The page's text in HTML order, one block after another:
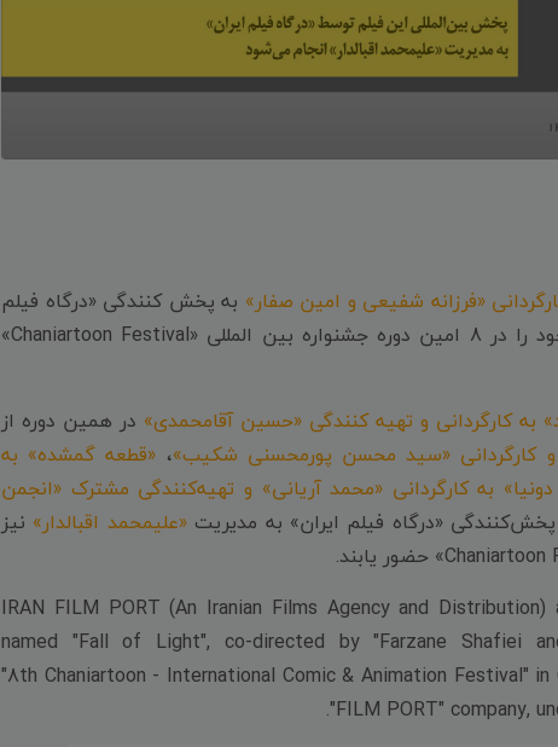
«فرزانه شفیعی و امین صفار» به پخش کنندگی «درگاه فیلم
، سومین حضور خود را در 8 امین دوره جشنواره بین المللی «Chaniartoon Festival»
کارگردانی و تهیه کنندگی «حسین آقامحمدی» در همین دوره از
و کارگردانی «سید محسن پورمحسنی شکیب»، «قطعه گمشده» به
به کارگردانی «محمد آریانی» و تهیه‌کنندگی مشترک «انجمن
«درگاه فیلم ایران» به مدیریت«علیمحمد اقبالدار» نیز
IRAN FILM PORT (An Iranian Films Agency and
named "Fall of Light", co-directed by "Farzane Shafiei
"8th Chaniartoon - International Comic & Animation Festival"
FILM PORT" company,